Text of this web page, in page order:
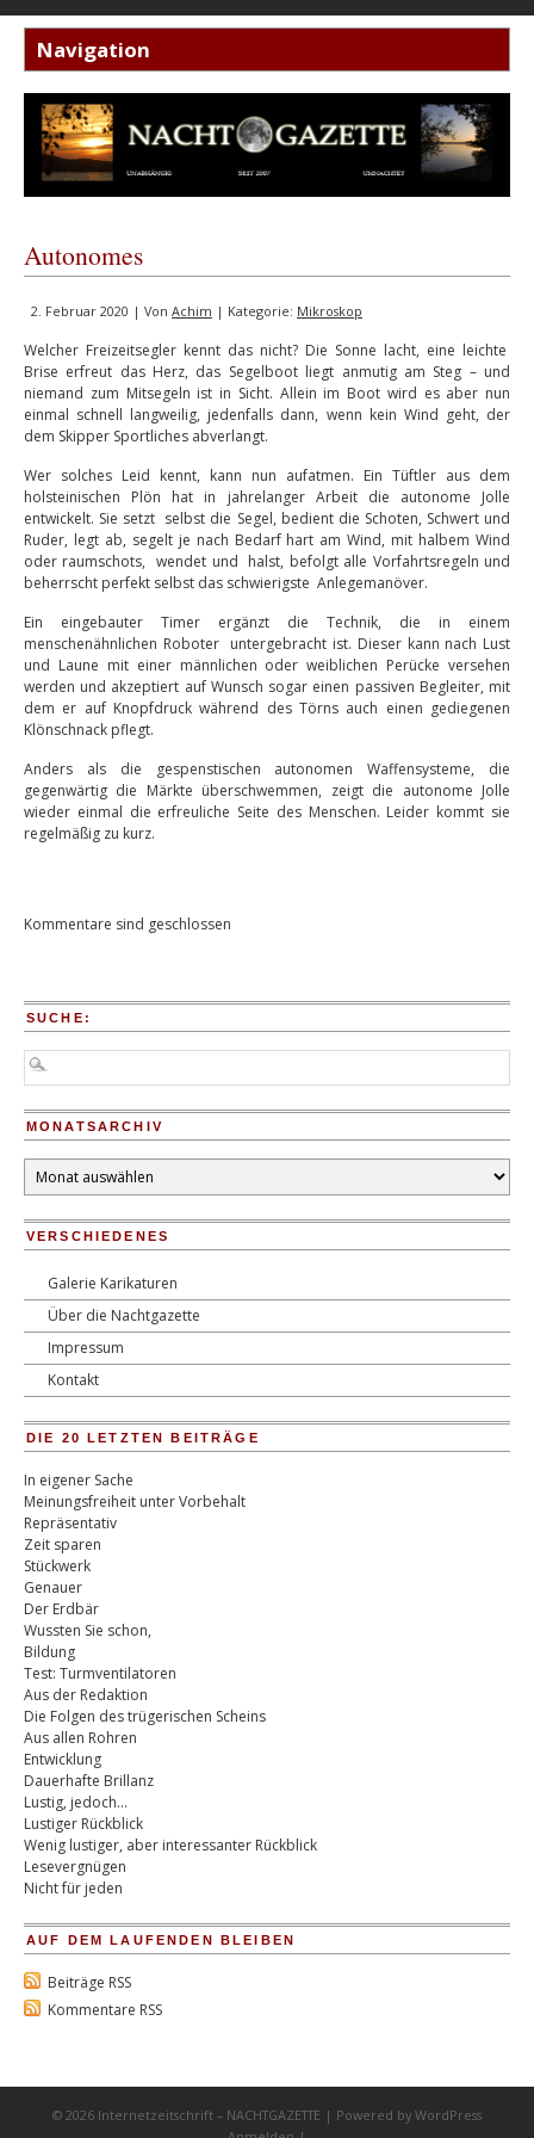
Autonomes
2. Februar 2020 | Von Achim | Kategorie: Mikroskop
Welcher Freizeitsegler kennt das nicht? Die Sonne lacht, eine leichte
Brise erfreut das Herz, das Segelboot liegt anmutig am Steg – und
niemand zum Mitsegeln ist in Sicht. Allein im Boot wird es aber nun
einmal schnell langweilig, jedenfalls dann, wenn kein Wind geht, der
dem Skipper Sportliches abverlangt.
Wer solches Leid kennt, kann nun aufatmen. Ein Tüftler aus dem
holsteinischen Plön hat in jahrelanger Arbeit die autonome Jolle
entwickelt. Sie setzt selbst die Segel, bedient die Schoten, Schwert und
Ruder, legt ab, segelt je nach Bedarf hart am Wind, mit halbem Wind
oder raumschots, wendet und halst, befolgt alle Vorfahrtsregeln und
beherrscht perfekt selbst das schwierigste Anlegemanöver.
Ein eingebauter Timer ergänzt die Technik, die in einem
menschenähnlichen Roboter untergebracht ist. Dieser kann nach Lust
und Laune mit einer männlichen oder weiblichen Perücke versehen
werden und akzeptiert auf Wunsch sogar einen passiven Begleiter, mit
dem er auf Knopfdruck während des Törns auch einen gediegenen
Klönschnack pflegt.
Anders als die gespenstischen autonomen Waffensysteme, die
gegenwärtig die Märkte überschwemmen, zeigt die autonome Jolle
wieder einmal die erfreuliche Seite des Menschen. Leider kommt sie
regelmäßig zu kurz.
Kommentare sind geschlossen
SUCHE:
MONATSARCHIV
Monatsarchiv
VERSCHIEDENES
Galerie Karikaturen
Über die Nachtgazette
Impressum
Kontakt
DIE 20 LETZTEN BEITRÄGE
In eigener Sache
Meinungsfreiheit unter Vorbehalt
Repräsentativ
Zeit sparen
Stückwerk
Genauer
Der Erdbär
Wussten Sie schon,
Bildung
Test: Turmventilatoren
Aus der Redaktion
Die Folgen des trügerischen Scheins
Aus allen Rohren
Entwicklung
Dauerhafte Brillanz
Lustig, jedoch…
Lustiger Rückblick
Wenig lustiger, aber interessanter Rückblick
Lesevergnügen
Nicht für jeden
AUF DEM LAUFENDEN BLEIBEN
Beiträge RSS
Kommentare RSS
© 2026 Internetzeitschrift – NACHTGAZETTE | Powered by WordPress